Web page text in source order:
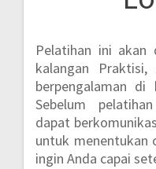
Pelatihan ini akan
kalangan Praktisi,
berpengalaman di
Sebelum
dapat
untuk menentukan
ingin Anda capai